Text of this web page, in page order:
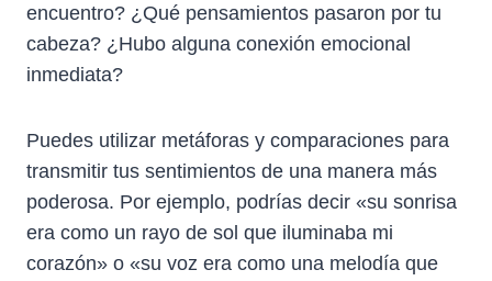
encuentro? ¿Qué pensamientos pasaron por tu
cabeza? ¿Hubo alguna conexión emocional
inmediata?
Puedes utilizar metáforas y comparaciones para
transmitir tus sentimientos de una manera más
poderosa. Por ejemplo, podrías decir «su sonrisa
era como un rayo de sol que iluminaba mi
corazón» o «su voz era como una melodía que